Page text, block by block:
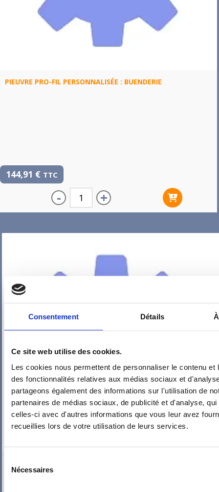
Consentement Détails
Ce site web utilise des cookies.
Les cookies nous permettent de personnaliser le contenu et
des fonctionnalités relatives aux médias sociaux et
partageons également des informations sur l'utilisation de
partenaires de médias sociaux, de publicité et d'analyse,
celles-ci avec d'autres informations que vous leur avez
recueillies lors de votre utilisation de leurs services.
Nécessaires
PIEUVRE PRO-FIL PERSONNALISÉE : BUENDERIE
144,91 € TTC
- +